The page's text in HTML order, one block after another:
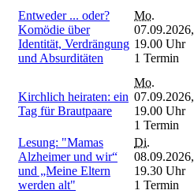
Entweder ... oder?
Komödie über
Identität, Verdrängung
und Absurditäten
Mo.
07.09.2026,
19.00 Uhr
1 Termin
Kirchlich heiraten: ein
Tag für Brautpaare
Mo.
07.09.2026,
19.00 Uhr
1 Termin
Lesung: "Mamas
Alzheimer und wir“
und „Meine Eltern
werden alt"
Di.
08.09.2026,
19.30 Uhr
1 Termin